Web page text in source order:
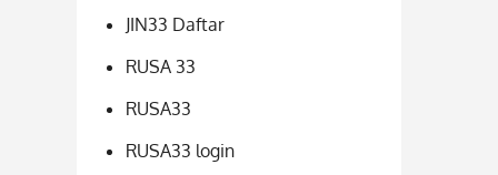
JIN33 Daftar
RUSA 33
RUSA33
RUSA33 login